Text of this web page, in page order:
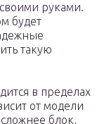
руками.
будет
такую
в пределах
от модели
блок,